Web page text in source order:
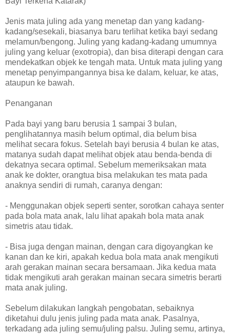
Jenis mata juling ada yang menetap dan yang kadang-
kadang/sesekali, biasanya baru terlihat ketika bayi sedang
melamun/bengong. Juling yang kadang-kadang umumnya
juling yang keluar (exotropia), dan bisa diterapi dengan cara
mendekatkan objek ke tengah mata. Untuk mata juling yang
menetap penyimpangannya bisa ke dalam, keluar, ke atas,
ataupun ke bawah.
Penanganan
Pada bayi yang baru berusia 1 sampai 3 bulan,
penglihatannya masih belum optimal, dia belum bisa
melihat secara fokus. Setelah bayi berusia 4 bulan ke atas,
matanya sudah dapat melihat objek atau benda-benda di
dekatnya secara optimal. Sebelum memeriksakan mata
anak ke dokter, orangtua bisa melakukan tes mata pada
anaknya sendiri di rumah, caranya dengan:
- Menggunakan objek seperti senter, sorotkan cahaya senter
pada bola mata anak, lalu lihat apakah bola mata anak
simetris atau tidak.
- Bisa juga dengan mainan, dengan cara digoyangkan ke
kanan dan ke kiri, apakah kedua bola mata anak mengikuti
arah gerakan mainan secara bersamaan. Jika kedua mata
tidak mengikuti arah gerakan mainan secara simetris berarti
mata anak juling.
Sebelum dilakukan langkah pengobatan, sebaiknya
diketahui dulu jenis juling pada mata anak. Pasalnya,
terkadang ada juling semu/juling palsu. Juling semu, artinya,